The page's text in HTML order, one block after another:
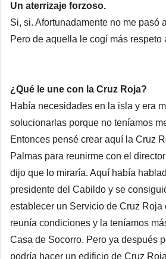
Un aterrizaje forzoso.
Si, si. Afortunadamente no me pasó
Pero de aquella le cogí más respeto
¿Qué le une con la Cruz Roja?
Había necesidades en la isla y era
solucionarlas porque no teníamos
Entonces pensé crear aquí la Cruz
Palmas para reunirme con el
dijo que lo miraría. Aquí había
presidente del Cabildo y se
establecer un Servicio de Cruz Roja
reunía condiciones y la teníamos
Casa de Socorro. Pero ya después
podría hacer un edificio de Cruz